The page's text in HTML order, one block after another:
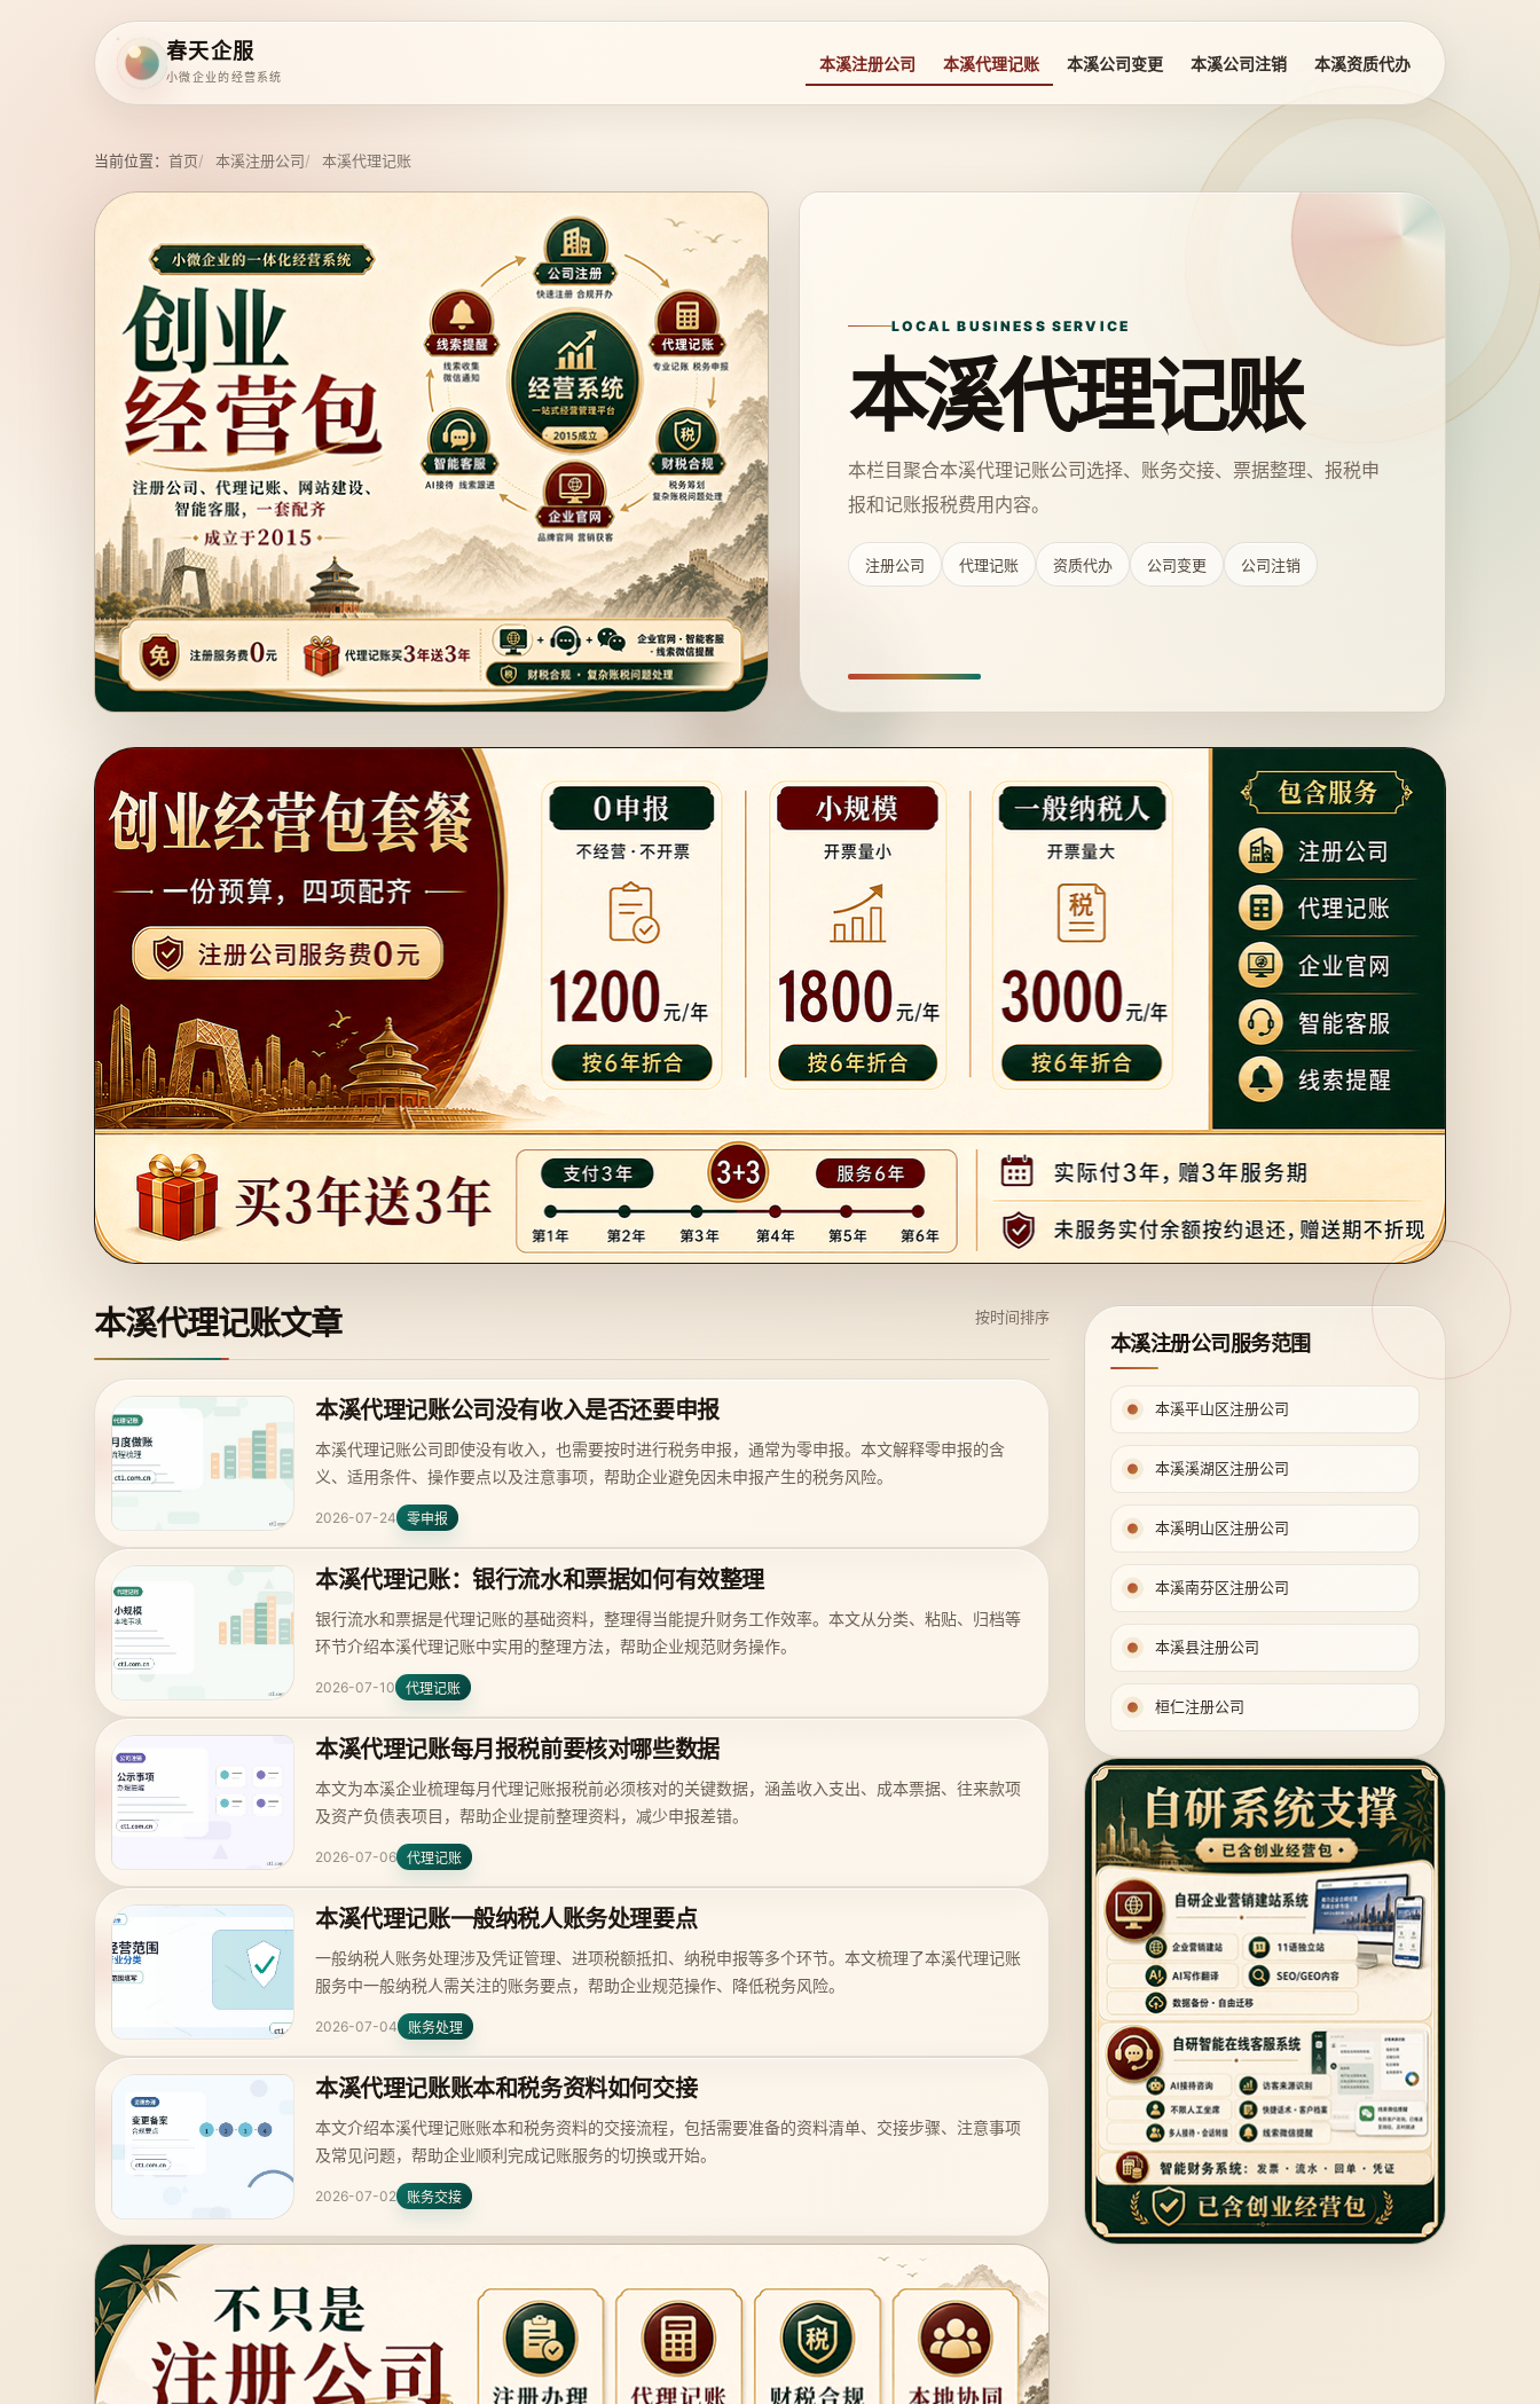
春天企服
小微企业的经营系统
本溪注册公司 本溪代理记账 本溪公司变更 本溪公司注销 本溪资质代办
当前位置： 首页 本溪注册公司 本溪代理记账
LOCAL BUSINESS SERVICE
本溪代理记账
本栏目聚合本溪代理记账公司选择、账务交接、票据整理、报税申
报和记账报税费用内容。
注册公司 代理记账 资质代办 公司变更 公司注销
本溪代理记账文章 按时间排序
本溪代理记账公司没有收入是否还要申报
本溪代理记账公司即使没有收入，也需要按时进行税务申报，通常为零申报。本文解释零申报的含
义、适用条件、操作要点以及注意事项，帮助企业避免因未申报产生的税务风险。
2026-07-24 零申报
本溪代理记账：银行流水和票据如何有效整理
银行流水和票据是代理记账的基础资料，整理得当能提升财务工作效率。本文从分类、粘贴、归档等
环节介绍本溪代理记账中实用的整理方法，帮助企业规范财务操作。
2026-07-10 代理记账
本溪代理记账每月报税前要核对哪些数据
本文为本溪企业梳理每月代理记账报税前必须核对的关键数据，涵盖收入支出、成本票据、往来款项
及资产负债表项目，帮助企业提前整理资料，减少申报差错。
2026-07-06 代理记账
本溪代理记账一般纳税人账务处理要点
一般纳税人账务处理涉及凭证管理、进项税额抵扣、纳税申报等多个环节。本文梳理了本溪代理记账
服务中一般纳税人需关注的账务要点，帮助企业规范操作、降低税务风险。
2026-07-04 账务处理
本溪代理记账账本和税务资料如何交接
本文介绍本溪代理记账账本和税务资料的交接流程，包括需要准备的资料清单、交接步骤、注意事项
及常见问题，帮助企业顺利完成记账服务的切换或开始。
2026-07-02 账务交接
本溪注册公司服务范围
本溪平山区注册公司
本溪溪湖区注册公司
本溪明山区注册公司
本溪南芬区注册公司
本溪县注册公司
桓仁注册公司